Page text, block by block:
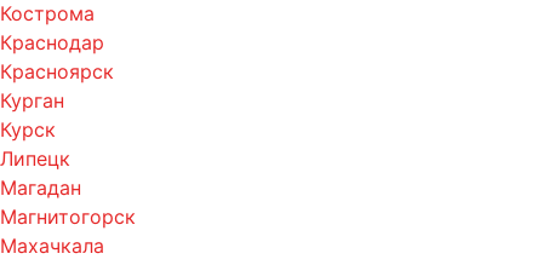
Кострома
Краснодар
Красноярск
Курган
Курск
Липецк
Магадан
Магнитогорск
Махачкала